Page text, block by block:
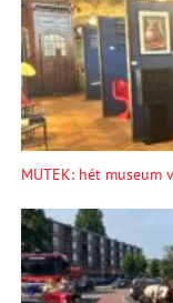
MUTEK: hét museum